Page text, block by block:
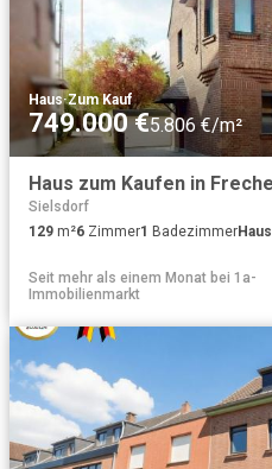
Haus·Zum Kauf
749.000 €5.806 €/m²
Sielsdorf
129 m²6 Zimmer1 BadezimmerHaus
Seit mehr als einem Monat bei 1a-
Immobilienmarkt